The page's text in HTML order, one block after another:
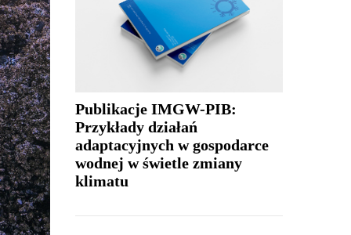
Publikacje IMGW-PIB:
Przykłady działań
adaptacyjnych w gospodarce
wodnej w świetle zmiany
klimatu